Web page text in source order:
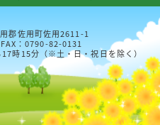
郡佐用町佐用2611-1
：0790-82-0131
時15分（※土・日・祝日を除く）